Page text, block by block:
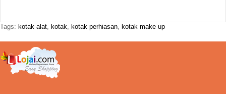
Tags: kotak alat kotak kotak perhiasan kotak make up